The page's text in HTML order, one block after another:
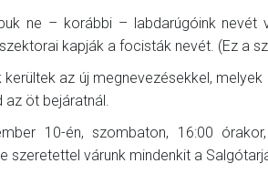
ne – korábbi – labdarúgóink nevét
kapják a focisták nevét. (Ez a
az új megnevezésekkel,
az öt bejáratnál.
10-én, szombaton, 16:00
szeretettel várunk mindenkit a